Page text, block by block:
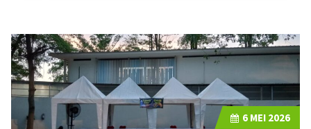
6 MEI 2026